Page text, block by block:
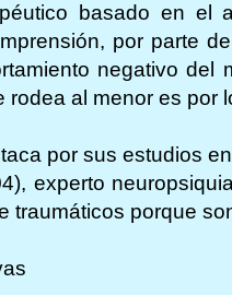
basado en el
por parte
negativo del
rodea al menor es por
por sus estudios
experto
traumáticos porque